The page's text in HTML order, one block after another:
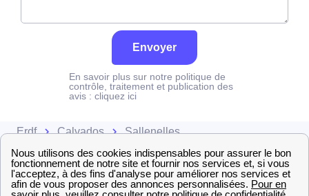
Envoyer
En savoir plus sur notre politique de
contrôle, traitement et publication des
avis : cliquez ici
Erdf Calvados Sallenelles